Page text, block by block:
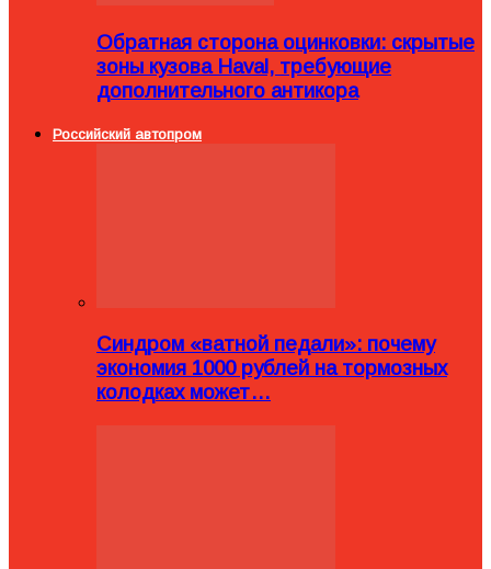
Обратная сторона оцинковки: скрытые
зоны кузова Haval, требующие
дополнительного антикора
Российский автопром
Синдром «ватной педали»: почему
экономия 1000 рублей на тормозных
колодках может…